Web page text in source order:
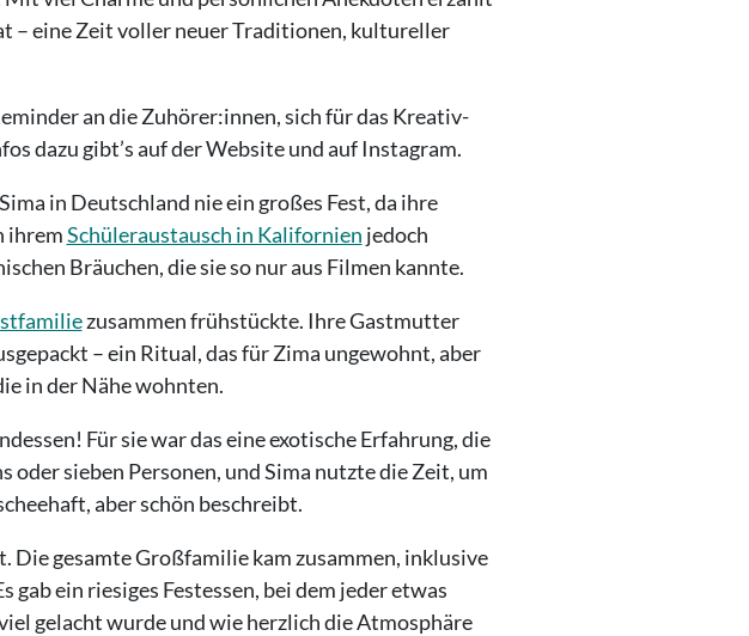
– eine Zeit voller neuer Traditionen, kultureller
an die Zuhörer:innen, sich für das Kreativ-
dazu gibt’s auf der Website und auf Instagram.
in Deutschland nie ein großes Fest, da ihre
ihremSchüleraustausch in Kalifornien jedoch
Bräuchen, die sie so nur aus Filmen kannte.
zusammen frühstückte. Ihre Gastmutter
– ein Ritual, das für Zima ungewohnt, aber
in der Nähe wohnten.
Für sie war das eine exotische Erfahrung, die
sieben Personen, und Sima nutzte die Zeit, um
aber schön beschreibt.
Die gesamte Großfamilie kam zusammen, inklusive
ein riesiges Festessen, bei dem jeder etwas
gelacht wurde und wie herzlich die Atmosphäre